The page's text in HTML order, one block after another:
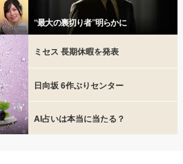
“最大の裏切り者”明らかに
ミセス 長期休暇を発表
日向坂 6作ぶりセンター
AI占いは本当に当たる？